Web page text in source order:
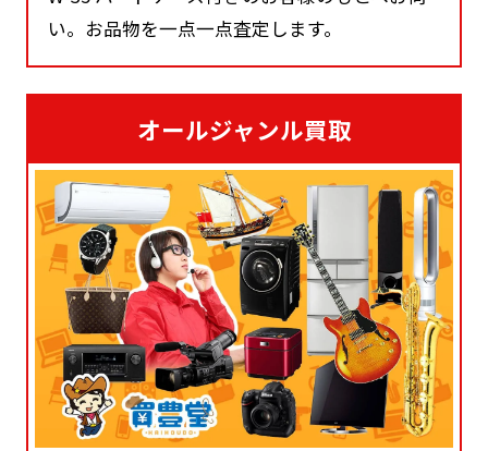
い。お品物を一点一点査定します。
オールジャンル買取